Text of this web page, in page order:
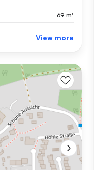
69 m²
View more